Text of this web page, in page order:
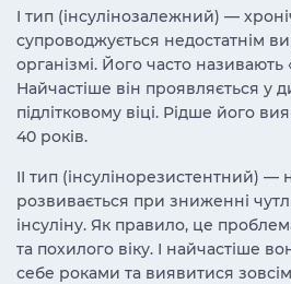
I тип (інсулінозалежний) —
супроводжується недостатнім
організмі. Його часто називають
Найчастіше він проявляється у
підлітковому віці. Рідше його
40 років.
II тип (інсулінорезистентний) —
розвивається при зниженні
інсуліну. Як правило, це
та похилого віку. І найчастіше
себе роками та виявитися